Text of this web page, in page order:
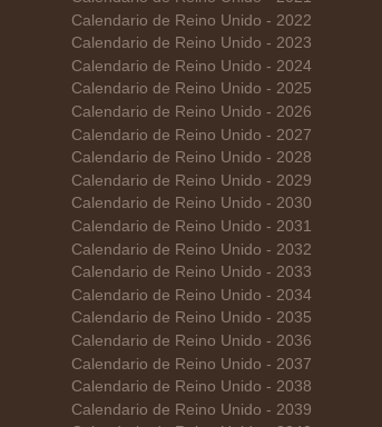
Calendario de Reino Unido - 2022
Calendario de Reino Unido - 2023
Calendario de Reino Unido - 2024
Calendario de Reino Unido - 2025
Calendario de Reino Unido - 2026
Calendario de Reino Unido - 2027
Calendario de Reino Unido - 2028
Calendario de Reino Unido - 2029
Calendario de Reino Unido - 2030
Calendario de Reino Unido - 2031
Calendario de Reino Unido - 2032
Calendario de Reino Unido - 2033
Calendario de Reino Unido - 2034
Calendario de Reino Unido - 2035
Calendario de Reino Unido - 2036
Calendario de Reino Unido - 2037
Calendario de Reino Unido - 2038
Calendario de Reino Unido - 2039